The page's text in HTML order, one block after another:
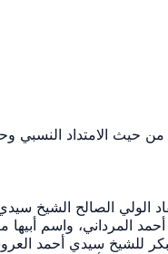
حيث الامتداد النسبي
الصالح الشيخ
المرداني، واسم
للشيخ سيدي أحمد